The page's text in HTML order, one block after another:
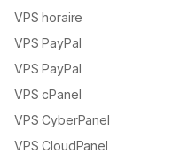
VPS horaire
VPS PayPal
VPS PayPal
VPS cPanel
VPS CyberPanel
VPS CloudPanel